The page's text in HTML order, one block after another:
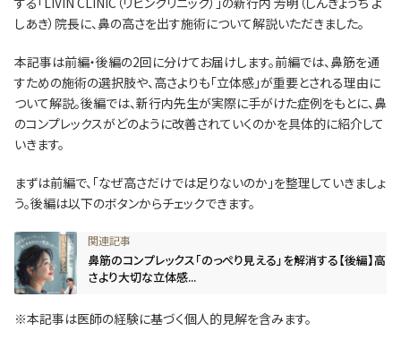
しあき）院長に、鼻の高さを出す施術について解説いただきました。
本記事は前編・後編の2回に分けてお届けします。前編では、鼻筋を通
すための施術の選択肢や、高さよりも「立体感」が重要とされる理由に
ついて解説。後編では、新行内先生が実際に手がけた症例をもとに、鼻
のコンプレックスがどのように改善されていくのかを具体的に紹介して
いきます。
まずは前編で、「なぜ高さだけでは足りないのか」を整理していきましょ
う。後編は以下のボタンからチェックできます。
鼻筋のコンプレックス「のっぺり見える」を解消する【後編】高
さより大切な立体感...
※本記事は医師の経験に基づく個人的見解を含みます。